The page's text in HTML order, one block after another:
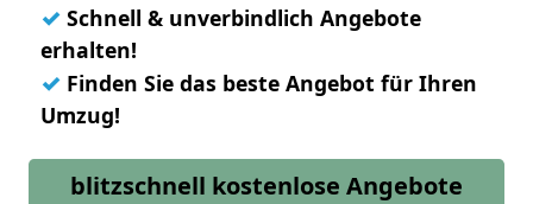
✓ Schnell & unverbindlich Angebote
erhalten!
✓ Finden Sie das beste Angebot für Ihren
Umzug!
blitzschnell kostenlose Angebote